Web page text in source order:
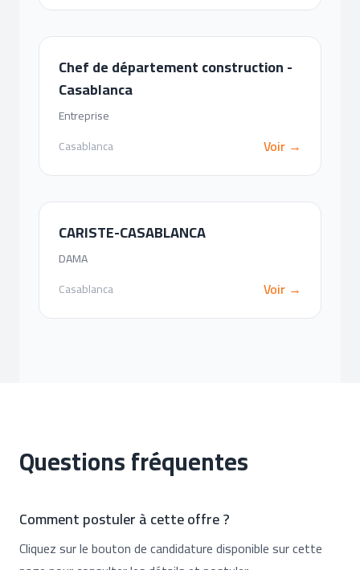
Chef de département construction -
Casablanca
Entreprise
Casablanca
Voir →
CARISTE-CASABLANCA
DAMA
Casablanca
Voir →
Questions fréquentes
Comment postuler à cette offre ?
Cliquez sur le bouton de candidature disponible sur cette